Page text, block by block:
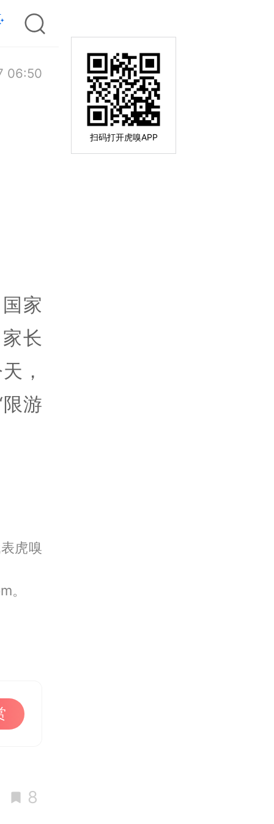
扫码打开虎嗅APP
06:50
家
长
，
游
虎嗅
。
8